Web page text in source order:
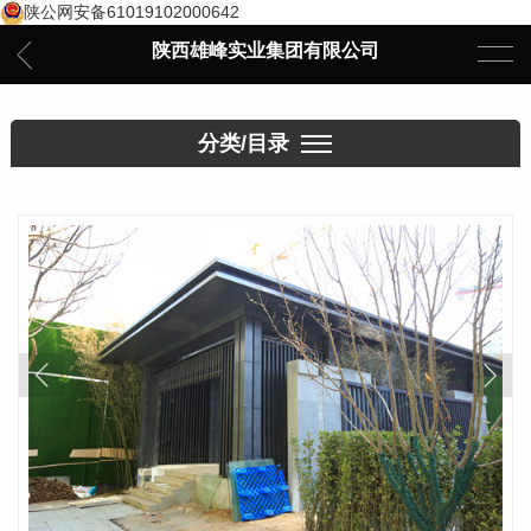
陕公网安备61019102000642
陕西雄峰实业集团有限公司
分类/目录